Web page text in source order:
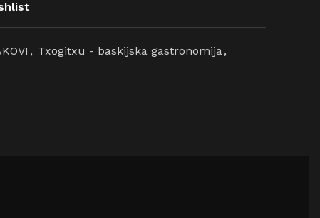
, Txogitxu - baskijska gastronomija,